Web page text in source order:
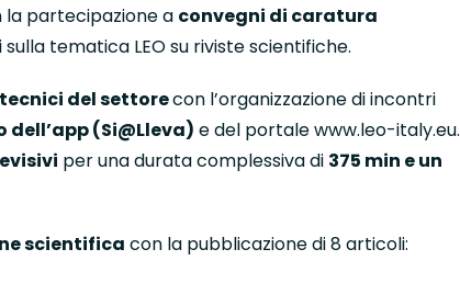
partecipazione a convegni di caratura
tematica LEO su riviste scientifiche.
del settorecon l’organizzazione di incontri
(Si@Lleva) e del portalewww.leo-italy.eu.
per una durata complessiva di 375 min e un
scientifica con la pubblicazione di 8 articoli: